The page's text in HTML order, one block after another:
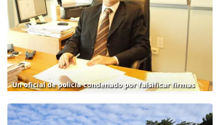
Un oficial de policía condenado por falsificar firmas